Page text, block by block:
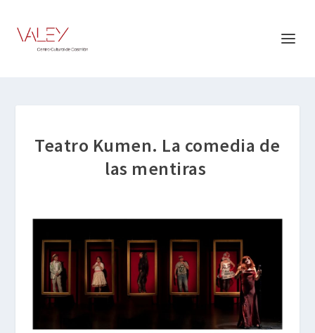
Teatro Kumen. La comedia de
las mentiras